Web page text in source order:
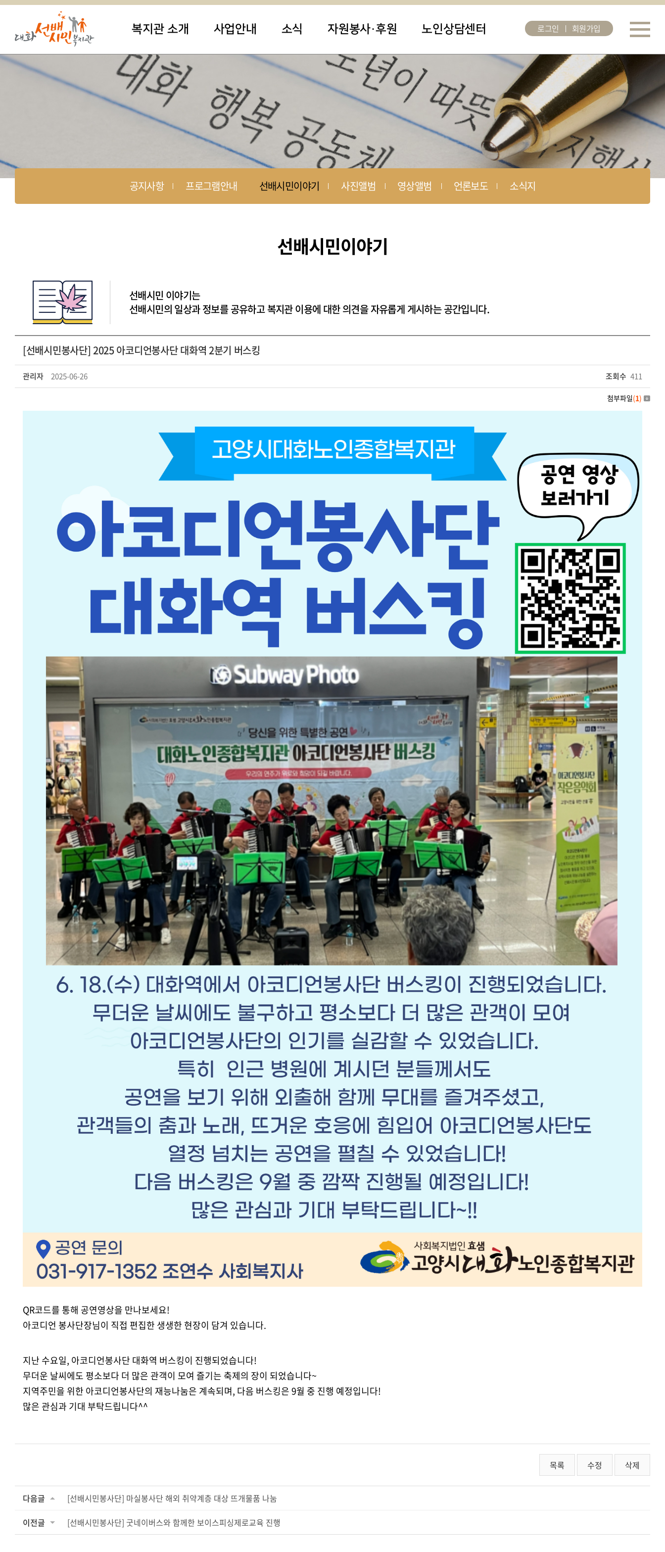
복지관 소개 사업안내 소식 자원봉사·후원 노인상담센터 로그인 회원가입
공지사항 프로그램안내 선배시민이야기 사진앨범 영상앨범 언론보도 소식지
선배시민이야기
선배시민 이야기는
선배시민의 일상과 정보를 공유하고 복지관 이용에 대한 의견을 자유롭게 게시하는 공간입니다.
[선배시민봉사단] 2025 아코디언봉사단 대화역 2분기 버스킹
관리자 2025-06-26 조회수 411
첨부파일(1)
QR코드를 통해 공연영상을 만나보세요!
아코디언 봉사단장님이 직접 편집한 생생한 현장이 담겨 있습니다.
지난 수요일, 아코디언봉사단 대화역 버스킹이 진행되었습니다!
무더운 날씨에도 평소보다 더 많은 관객이 모여 즐기는 축제의 장이 되었습니다~
지역주민을 위한 아코디언봉사단의 재능나눔은 계속되며, 다음 버스킹은 9월 중 진행 예정입니다!
많은 관심과 기대 부탁드립니다^^
목록 수정 삭제
다음글 [선배시민봉사단] 마실봉사단 해외 취약계층 대상 뜨개물품 나눔
이전글 [선배시민봉사단] 굿네이버스와 함께한 보이스피싱제로교육 진행